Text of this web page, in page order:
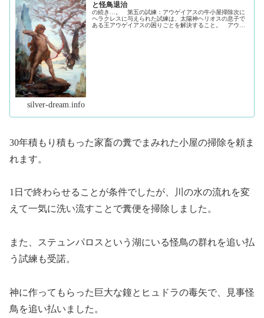
と怪鳥退治
の続き…。 第五の試練：アウゲイアスの牛小屋掃除次に
ヘラクレスに与えられた試練は、太陽神ヘリオスの息子で
ある王アウゲイアスの困りごとを解決すること。 アウゲ
silver-dream.info
30年積もり積もった家畜の糞でまみれた小屋の掃除を頼ま
れます。
1日で終わらせることが条件でしたが、川の水の流れを変
えて一気に洗い流すことで糞便を掃除しました。
また、ステュンパロスという湖にいる怪鳥の群れを追い払
う試練も受諾。
神に作ってもらった巨大な鐘とヒュドラの毒矢で、見事怪
鳥を追い払いました。